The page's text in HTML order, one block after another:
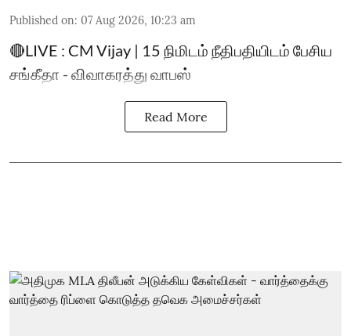
Published on: 07 Aug 2026, 10:23 am
🔴LIVE : CM Vijay | 15 நிமிடம் நீதிபதியிடம் பேசிய
சங்கீதா - விவாகரத்து வாபஸ்
Read More